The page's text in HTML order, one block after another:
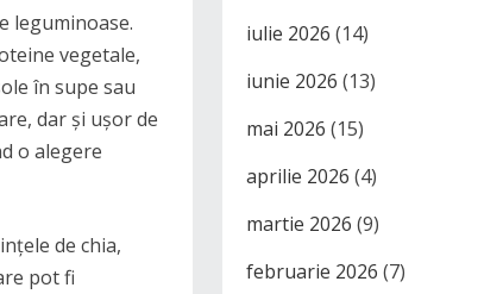
leguminoase.
vegetale,
în supe sau
dar și ușor de
o alegere
de chia,
pot fi
iulie 2026 (14)
iunie 2026 (13)
mai 2026 (15)
aprilie 2026 (4)
martie 2026 (9)
februarie 2026 (7)